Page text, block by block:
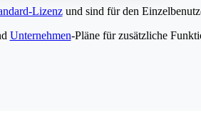
Lizenzund sind für den
Unternehmen-Pläne für zusätzliche